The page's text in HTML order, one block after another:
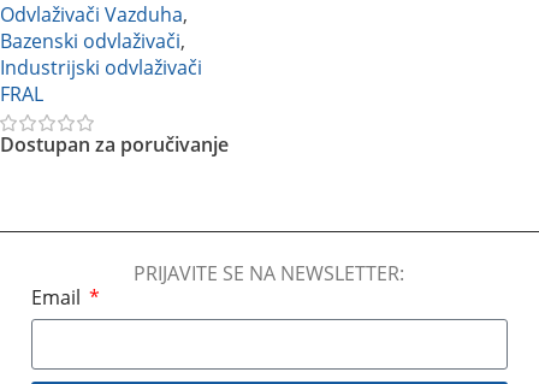
Odvlaživači Vazduha,
Bazenski odvlaživači,
Industrijski odvlaživači
FRAL
Dostupan za poručivanje
PRIJAVITE SE NA NEWSLETTER:
Email